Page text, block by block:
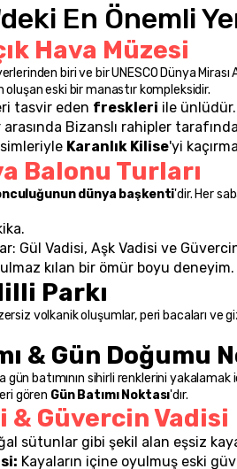
En Önemli
Hava Müzesi
biri ve bir UNESCO Dünya
eski bir manastır kompleksidir.
tasvir eden freskleri ile ünlüdür.
arasında Bizanslı rahipler
Karanlık Kilise'yi
Balonu Turları
dünya başkenti'dir. Her
Gül Vadisi, Aşk Vadisi ve
kılan bir ömür boyu deneyim.
Parkı
volkanik oluşumlar, peri bacaları ve
& Gün Doğumu
batımının sihirli renklerini
gören Gün Batımı Noktası'dır.
& Güvercin Vadisi
sütunlar gibi şekil alan eşsiz
Kayaların içine oyulmuş eski